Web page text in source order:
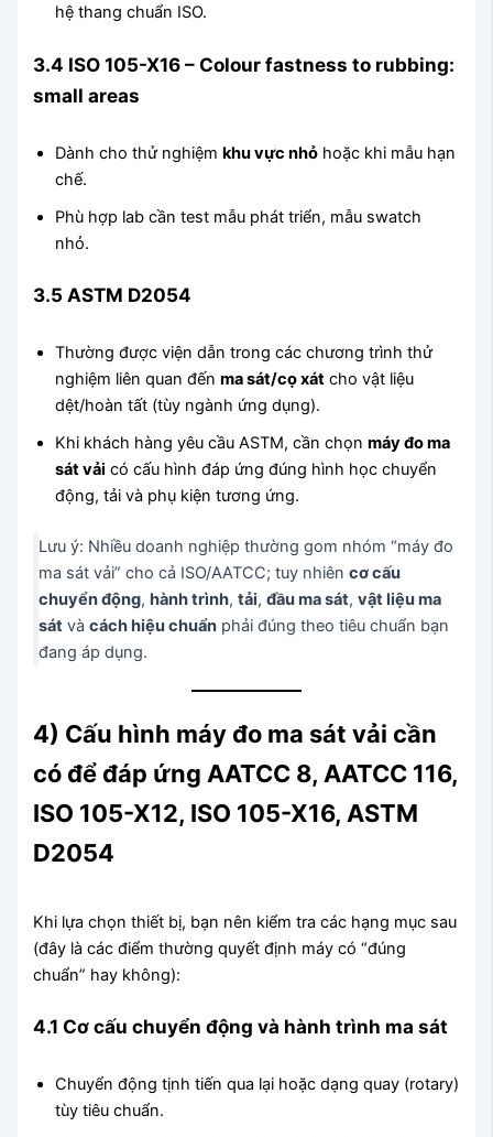
hệ thang chuẩn ISO.
3.4 ISO 105-X16 – Colour fastness to rubbing:
small areas
Dành cho thử nghiệmkhu vực nhỏ hoặc khi mẫu hạn
chế.
Phù hợp lab cần test mẫu phát triển, mẫu swatch
nhỏ.
3.5 ASTM D2054
Thường được viện dẫn trong các chương trình thử
nghiệm liên quan đếnma sát/cọ xát cho vật liệu
dệt/hoàn tất (tùy ngành ứng dụng).
Khi khách hàng yêu cầu ASTM, cần chọnmáy đo ma
sát vải có cấu hình đáp ứng đúng hình học chuyển
động, tải và phụ kiện tương ứng.
Lưu ý: Nhiều doanh nghiệp thường gom nhóm “máy đo
ma sát vải” cho cả ISO/AATCC; tuy nhiêncơ cấu
chuyển động,hành trình,tải,đầu ma sát,vật liệu ma
sát vàcách hiệu chuẩn phải đúng theo tiêu chuẩn bạn
đang áp dụng.
4) Cấu hình máy đo ma sát vải cần
có để đáp ứng AATCC 8, AATCC 116,
ISO 105-X12, ISO 105-X16, ASTM
D2054
Khi lựa chọn thiết bị, bạn nên kiểm tra các hạng mục sau
(đây là các điểm thường quyết định máy có “đúng
chuẩn” hay không):
4.1 Cơ cấu chuyển động và hành trình ma sát
Chuyển động tịnh tiến qua lại hoặc dạng quay (rotary)
tùy tiêu chuẩn.